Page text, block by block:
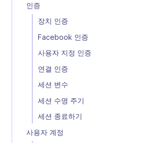
인증
장치 인증
Facebook 인증
사용자 지정 인증
연결 인증
세션 변수
세션 수명 주기
세션 종료하기
사용자 계정